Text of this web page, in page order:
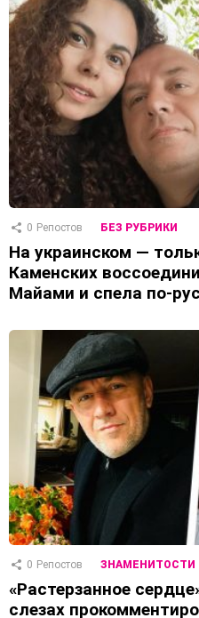
0 Репостов БЕЗ РУБРИКИ
На украинском —
Каменских
Майами и спела по-
0 Репостов ЗНАМЕНИТОСТИ
«Растерзанное
слезах